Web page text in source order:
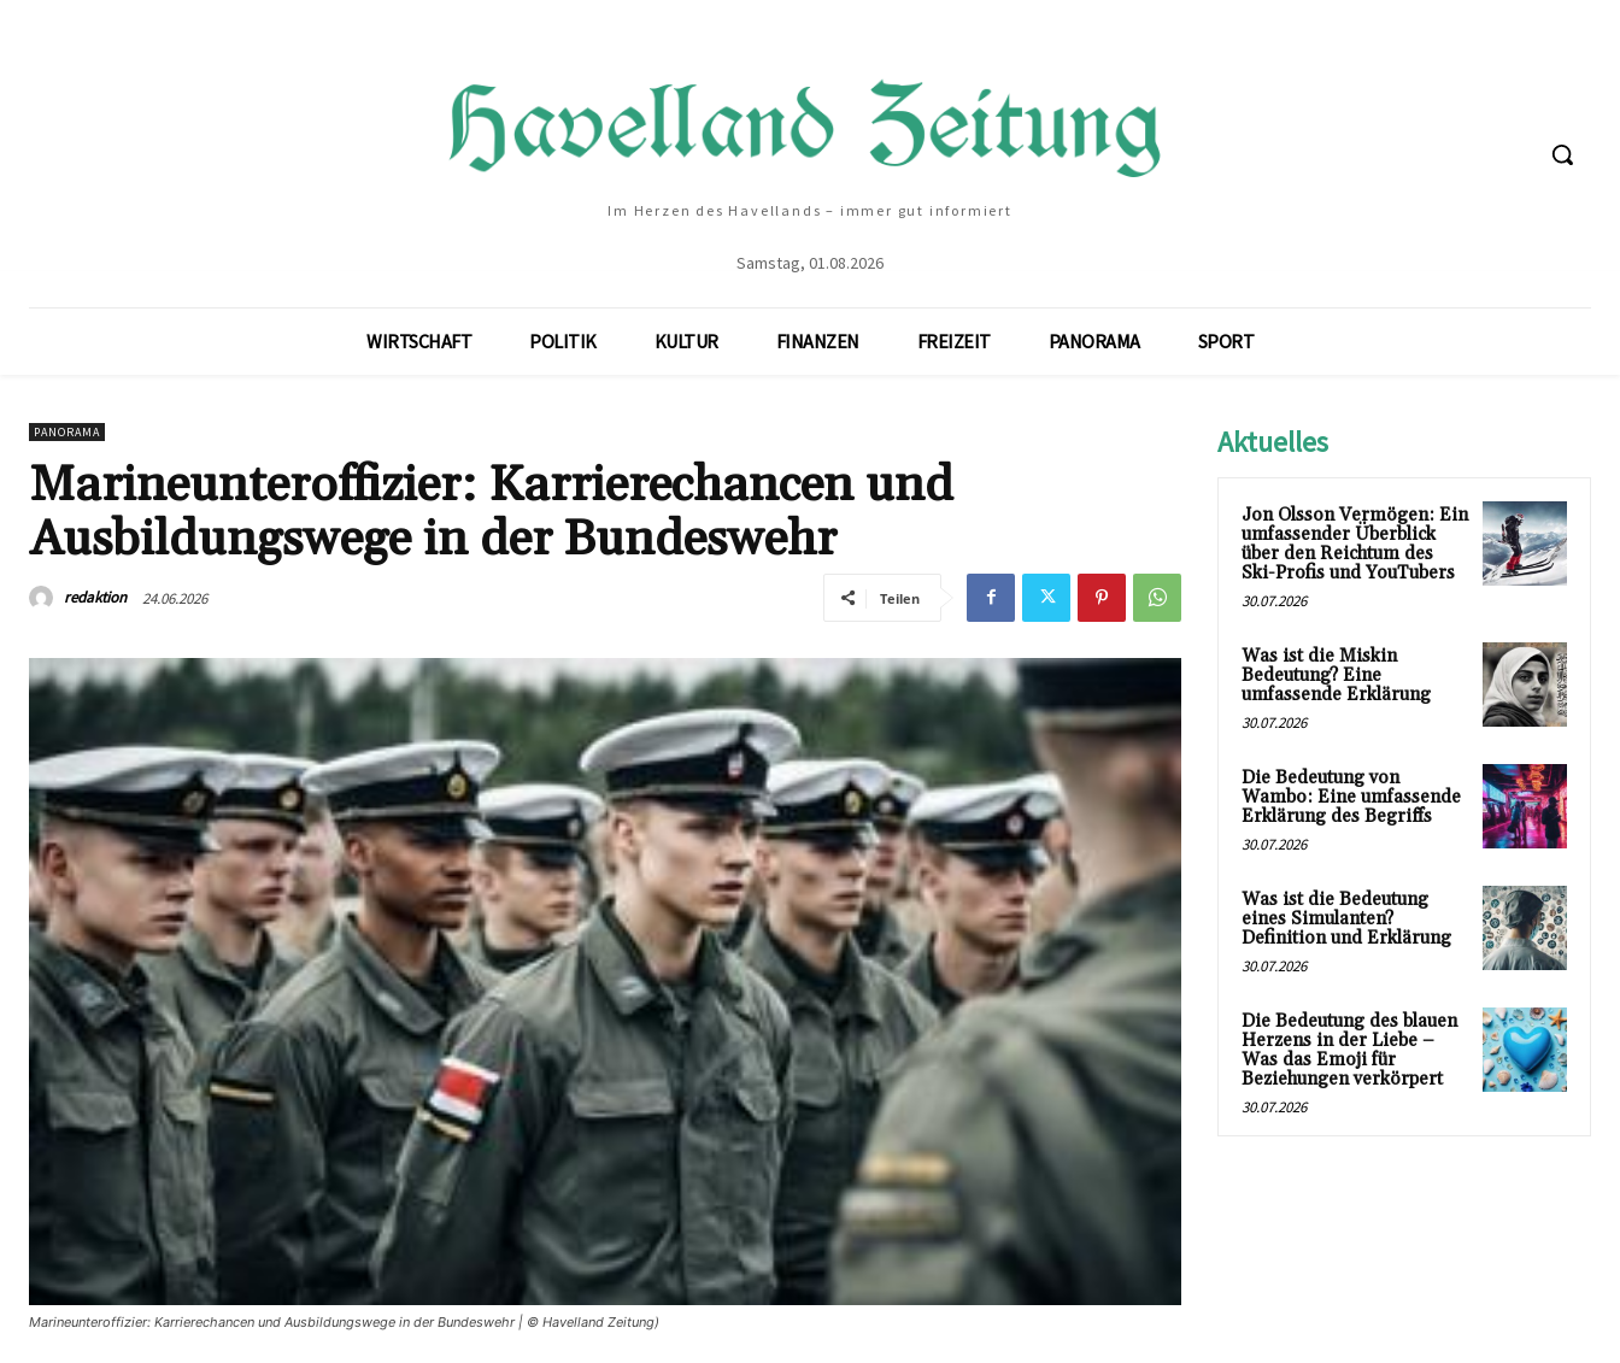
Im Herzen des Havellands – immer gut informiert
Samstag, 01.08.2026
WIRTSCHAFT POLITIK KULTUR FINANZEN FREIZEIT PANORAMA SPORT
PANORAMA
Marineunteroffizier: Karrierechancen und
Ausbildungswege in der Bundeswehr
redaktion 24.06.2026 Teilen
Marineunteroffizier: Karrierechancen und Ausbildungswege in der Bundeswehr | © Havelland Zeitung)
Aktuelles
Jon Olsson Vermögen: Ein
umfassender Überblick
über den Reichtum des
Ski-Profis und YouTubers
30.07.2026
Was ist die Miskin
Bedeutung? Eine
umfassende Erklärung
30.07.2026
Die Bedeutung von
Wambo: Eine umfassende
Erklärung des Begriffs
30.07.2026
Was ist die Bedeutung
eines Simulanten?
Definition und Erklärung
30.07.2026
Die Bedeutung des blauen
Herzens in der Liebe –
Was das Emoji für
Beziehungen verkörpert
30.07.2026